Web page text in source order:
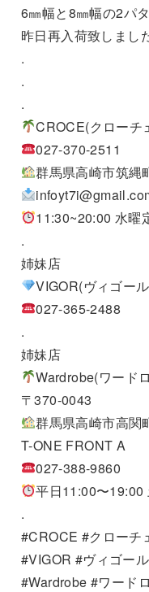
6㎜幅と8㎜幅の2パ
昨日再入荷致しまし
.
.
.
CROCE(クローチ
027-370-2511
群馬県高崎市筑縄
11:30~20:00 水曜
.
姉妹店
VIGOR(ヴィゴー
027-365-2488
.
姉妹店
Wardrobe(ワード
〒370-0043
群馬県高崎市高関
T-ONE FRONT A
027-388-9860
平日11:00〜19:00
.
#CROCE #クローチ
#VIGOR #ヴィゴー
#Wardrobe #ワード